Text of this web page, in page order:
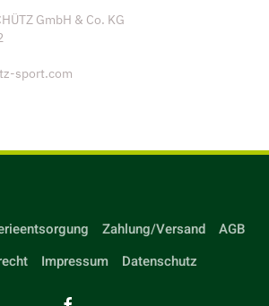
GmbH & Co. KG
sport.com
Zahlung/Versand
AGB
Impressum Datenschutz